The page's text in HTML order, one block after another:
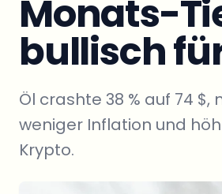
Monats-
bullisch
Öl crashte 38 % auf 74
weniger Inflation und
Krypto.